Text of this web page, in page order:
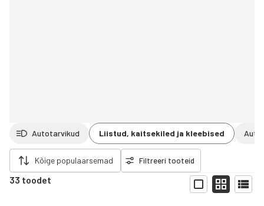
Autotarvikud Liistud, kaitsekiled ja kleebised
Kõige populaarsemad Filtreeri tooteid
33 toodet
Näita
filtrid